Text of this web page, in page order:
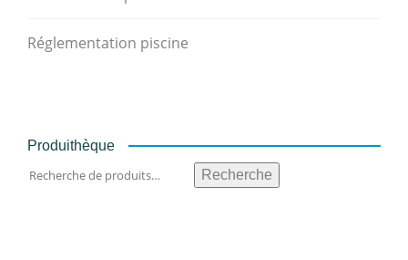
Réglementation piscine
Produithèque
Recherche